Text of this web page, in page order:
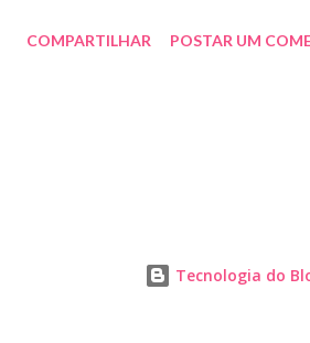
medida certa ( tem sabor e cremosidade
COMPARTILHAR POSTAR UM
Tecnologia do